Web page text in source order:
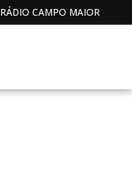
RÁDIO CAMPO MAIOR